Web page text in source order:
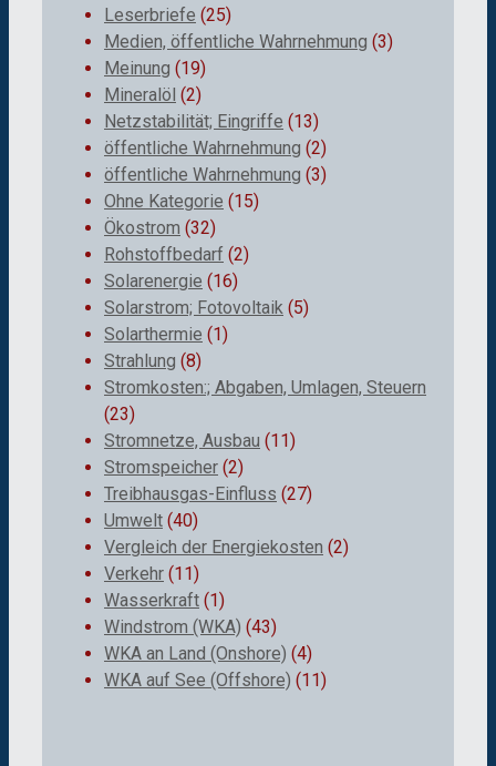
Leserbriefe (25)
Medien, öffentliche Wahrnehmung (3)
Meinung (19)
Mineralöl (2)
Netzstabilität; Eingriffe (13)
öffentliche Wahrnehmung (2)
öffentliche Wahrnehmung (3)
Ohne Kategorie (15)
Ökostrom (32)
Rohstoffbedarf (2)
Solarenergie (16)
Solarstrom; Fotovoltaik (5)
Solarthermie (1)
Strahlung (8)
Stromkosten:; Abgaben, Umlagen, Steuern
(23)
Stromnetze, Ausbau (11)
Stromspeicher (2)
Treibhausgas-Einfluss (27)
Umwelt (40)
Vergleich der Energiekosten (2)
Verkehr (11)
Wasserkraft (1)
Windstrom (WKA) (43)
WKA an Land (Onshore) (4)
WKA auf See (Offshore) (11)